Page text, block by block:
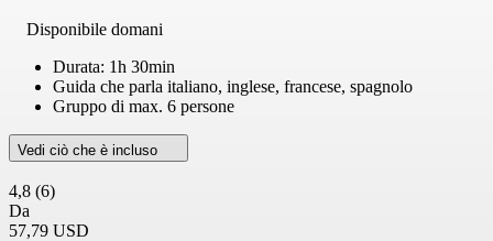
Disponibile domani
Durata: 1h 30min
Guida che parla italiano, inglese, francese, spagnolo
Gruppo di max. 6 persone
Vedi ciò che è incluso
4,8 (6)
Da
57,79 USD